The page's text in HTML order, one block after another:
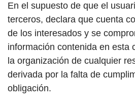
En el supuesto de que el
terceros, declara que cuenta
de los interesados y se
información contenida en esta
la organización de cualquier
derivada por la falta de
obligación.